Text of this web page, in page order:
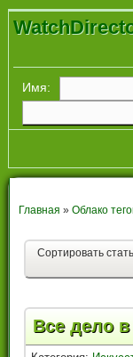
Имя:
Главная » Облако
Сортировать
Все дело в